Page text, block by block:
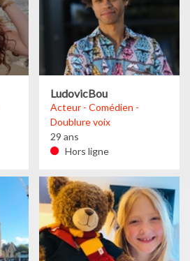
LudovicBou
Acteur - Comédien -
Doublure voix
29 ans
Hors ligne